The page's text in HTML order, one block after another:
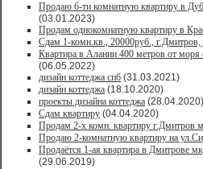
Продаю 6-ти комнатную квартиру в
(03.01.2023)
Продам однокомнатную квартиру в
Сдам 1-комн.кв., 20000руб.,
Квартира в Алании 400 метров от
(06.05.2022)
дизайн коттеджа спб (31.03.2021)
дизайн коттеджа (18.10.2020)
проекты дизайна коттеджа (28.04.2020)
Сдам квартиру (04.04.2020)
Продам 2-х комн. квартиру г.Дмитров
Продаю 2-комнатную квартиру на
Продаётся 1-ая квартира в Дмитрове
(29.06.2019)